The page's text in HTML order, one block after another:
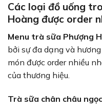
Các loại đồ uống
Hoàng được order
Menu trà sữa Phượng
bởi sự đa dạng và
món được order nhiều
của thương hiệu.
Trà sữa chân châu